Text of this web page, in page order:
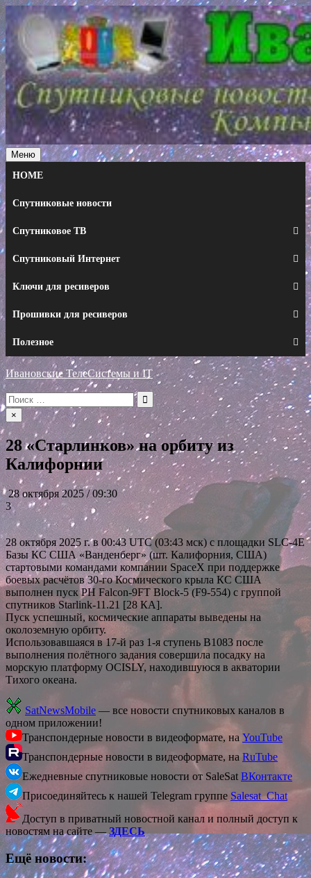
Перейти
к
содержимому
Меню
HOME
Спутниковые новости
Спутниковое ТВ
Спутниковый Интернет
Ключи для ресиверов
Прошивки для ресиверов
Полезное
Ивановские ТелеСистемы и IT
Искать:
×
28 «Старлинков» на орбиту из
Калифорнии
28 октября 2025 / 09:30
3
28 октября 2025 г. в 00:43 UTC (03:43 мск) с площадки SLC-4E
Базы КС США «Ванденберг» (шт. Калифорния, США)
стартовыми командами компании SpaceX при поддержке
боевых расчётов 30-го Космического крыла КС США
выполнен пуск РН Falcon-9FT Block-5 (F9-554) с группой
спутников Starlink-11.21 [28 КА].
Пуск успешный, космические аппараты выведены на
околоземную орбиту.
Использовавшаяся в 17-й раз 1-я ступень В1083 после
выполнения полётного задания совершила посадку на
морскую платформу OCISLY, находившуюся в акватории
Тихого океана.
SatNewsMobile — все новости спутниковых каналов в
одном приложении!
Транспондерные новости в видеоформате, на YouTube
Транспондерные новости в видеоформате, на RuTube
Ежедневные спутниковые новости от SaleSat ВКонтакте
Присоединяйтесь к нашей Telegram группе Salesat_Chat
Доступ в приватный новостной канал и полный доступ к
новостям на сайте —ЗДЕСЬ
Ещё новости: